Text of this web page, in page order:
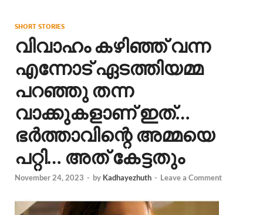
SHORT STORIES
വിവാഹം കഴിഞ്ഞ് വന്ന
എന്നോട് ഏടത്തിയമ്മ
പറഞ്ഞു തന്ന
വാക്കുകളാണ് ഇത്…
ഭർത്താവിന്റെ അമ്മയെ
പറ്റി… അത് കേട്ടതും
November 24, 2023 - by Kadhayezhuth - Leave a Comment